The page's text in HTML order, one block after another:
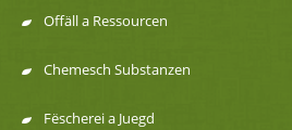
Offäll a Ressourcen
Chemesch Substanzen
Fëscherei a Juegd